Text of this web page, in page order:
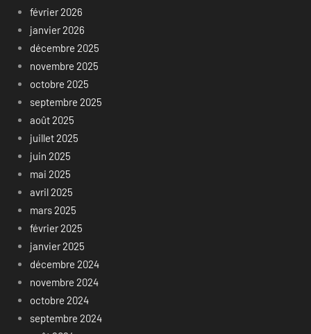
février 2026
janvier 2026
décembre 2025
novembre 2025
octobre 2025
septembre 2025
août 2025
juillet 2025
juin 2025
mai 2025
avril 2025
mars 2025
février 2025
janvier 2025
décembre 2024
novembre 2024
octobre 2024
septembre 2024